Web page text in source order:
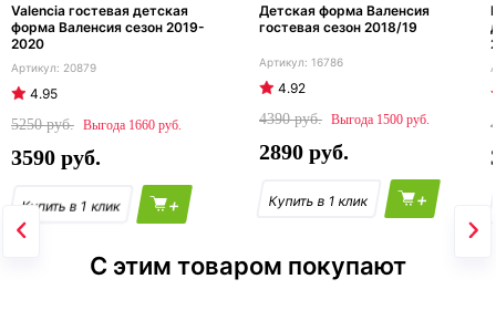
Valencia гостевая детская
форма Валенсия сезон 2019-
2020
20879
4.95
5250
1660
3590
+
Детская форма Валенсия
гостевая сезон 2018/19
16786
4.92
4390
1500
2890
+
С этим товаром покупают